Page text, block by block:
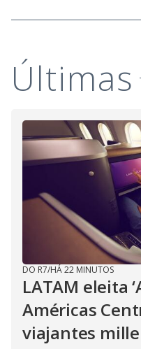
Últimas
DO R7/HÁ 22 MINUTOS
LATAM eleita
Américas
viajantes